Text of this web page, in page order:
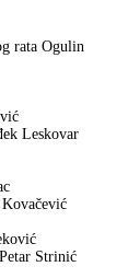
rata Ogulin
Leskovar
Strinić